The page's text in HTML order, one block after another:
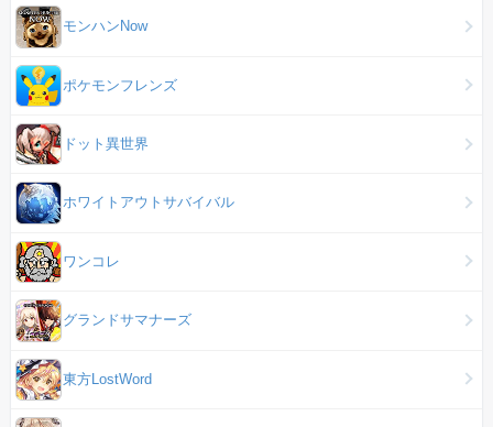
モンハンNow
ポケモンフレンズ
ドット異世界
ホワイトアウトサバイバル
ワンコレ
グランドサマナーズ
東方LostWord